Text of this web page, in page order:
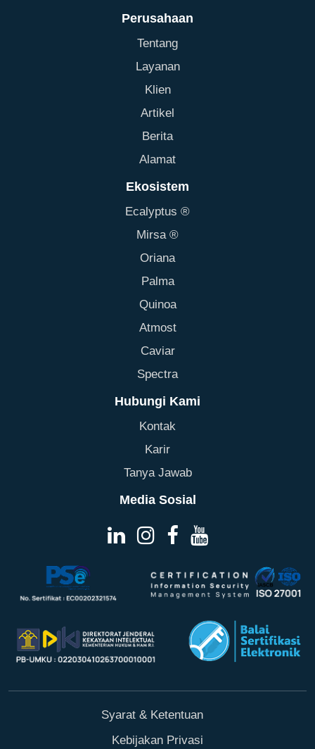
Perusahaan
Tentang
Layanan
Klien
Artikel
Berita
Alamat
Ekosistem
Ecalyptus ®
Mirsa ®
Oriana
Palma
Quinoa
Atmost
Caviar
Spectra
Hubungi Kami
Kontak
Karir
Tanya Jawab
Media Sosial
Syarat & Ketentuan
Kebijakan Privasi